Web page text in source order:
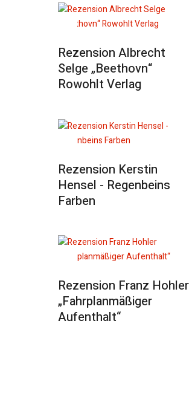
Rezension Albrecht
Selge „Beethovn“
Rowohlt Verlag
Rezension Kerstin
Hensel - Regenbeins
Farben
Rezension Franz Hohler
„Fahrplanmäßiger
Aufenthalt“